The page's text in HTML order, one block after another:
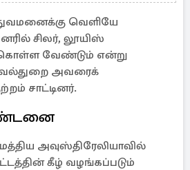
வெளியே
சிலர், லூயிஸ்
வேண்டும் என்று
அவரைக்
சாட்டினர்.
அவுஸ்திரேலியாவில்
சட்டத்தின் கீழ் வழங்கப்படும்